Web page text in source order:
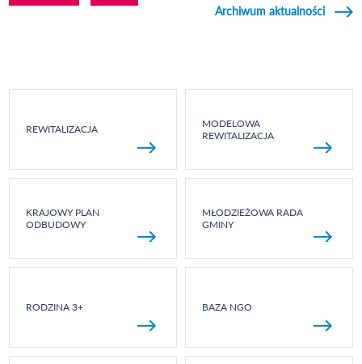
Archiwum aktualności
REWITALIZACJA
MODELOWA
REWITALIZACJA
KRAJOWY PLAN
ODBUDOWY
MŁODZIEŻOWA RADA
GMINY
RODZINA 3+ BAZA NGO